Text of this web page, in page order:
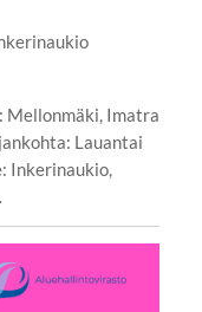
Mellonmäki, Imatra
Lauantai
Inkerinaukio,